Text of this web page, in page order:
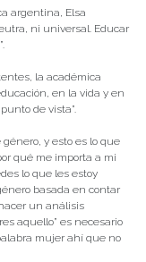
argentina, Elsa
ni universal. Educar
la académica
en la vida y en
de vista”.
y esto es lo que
qué me importa a mi
lo que les estoy
basada en contar
un análisis
aquello” es necesario
mujer ahí que no